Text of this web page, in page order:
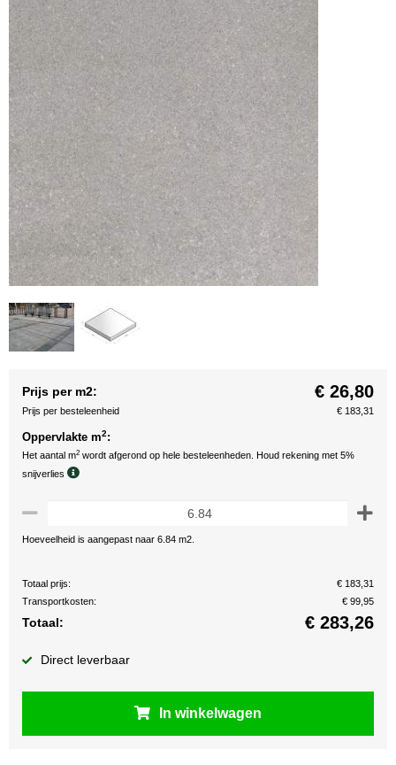
Prijs per m2: € 26,80
Prijs per besteleenheid € 183,31
Oppervlakte m2:
Het aantal m2 wordt afgerond op hele besteleenheden. Houd rekening met 5%
snijverlies
Hoeveelheid is aangepast naar 6.84 m2.
Totaal prijs:
€ 183,31
Transportkosten:
€ 99,95
Totaal: € 283,26
Direct leverbaar
In winkelwagen